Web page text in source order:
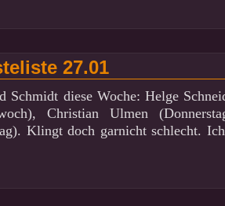
27.01
Schmidt diese Woche: Helge
Christian Ulmen
Klingt doch garnicht schlecht.